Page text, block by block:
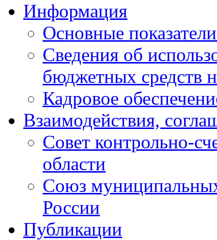
Информация
Основные
Сведения об
бюджетных средств
Кадровое
Взаимодействия,
Совет контрольно-
области
Союз
России
Публикации